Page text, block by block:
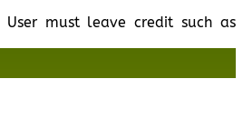
must leave credit such as